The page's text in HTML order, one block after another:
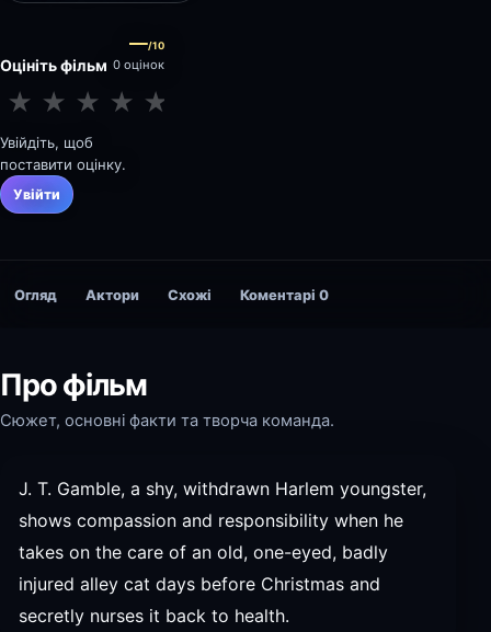
Оцініть фільм
—/10
0 оцінок
★ ★ ★ ★ ★
Увійдіть, щоб
поставити оцінку.
Увійти
Огляд Актори Схожі Коментарі 0
Про фільм
Сюжет, основні факти та творча команда.
J. T. Gamble, a shy, withdrawn Harlem youngster,
shows compassion and responsibility when he
takes on the care of an old, one-eyed, badly
injured alley cat days before Christmas and
secretly nurses it back to health.